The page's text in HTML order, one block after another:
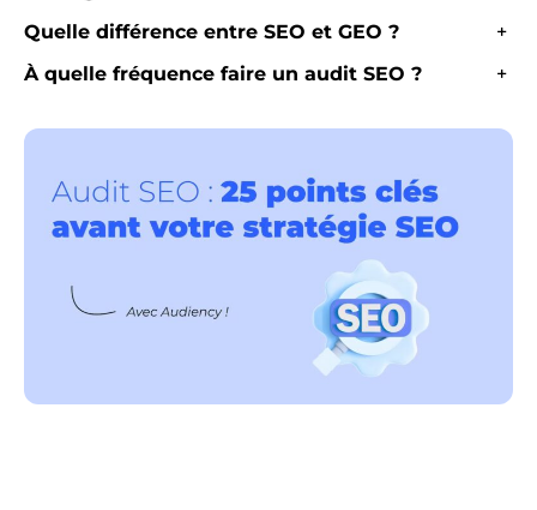
Quelle différence entre SEO et GEO ?
+
À quelle fréquence faire un audit SEO ?
+